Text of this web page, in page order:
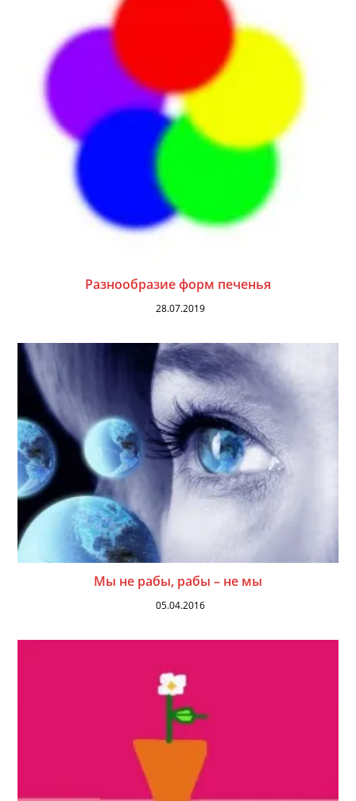
Разнообразие форм печенья
28.07.2019
Мы не рабы, рабы – не мы
05.04.2016